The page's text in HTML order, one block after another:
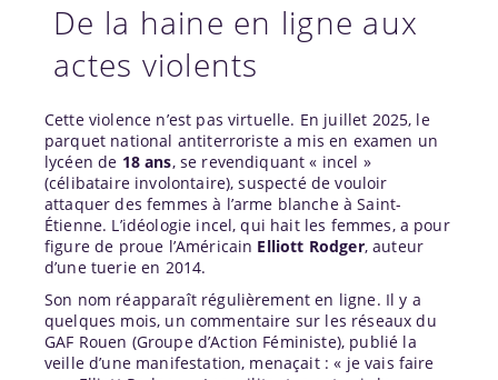
De la haine en ligne aux
actes violents
Cette violence n’est pas virtuelle. En juillet 2025, le
parquet national antiterroriste a mis en examen un
lycéen de 18 ans, se revendiquant « incel »
(célibataire involontaire), suspecté de vouloir
attaquer des femmes à l’arme blanche à Saint-
Étienne. L’idéologie incel, qui hait les femmes, a pour
figure de proue l’Américain Elliott Rodger, auteur
d’une tuerie en 2014.
Son nom réapparaît régulièrement en ligne. Il y a
quelques mois, un commentaire sur les réseaux du
GAF Rouen (Groupe d’Action Féministe), publié la
veille d’une manifestation, menaçait : « je vais faire